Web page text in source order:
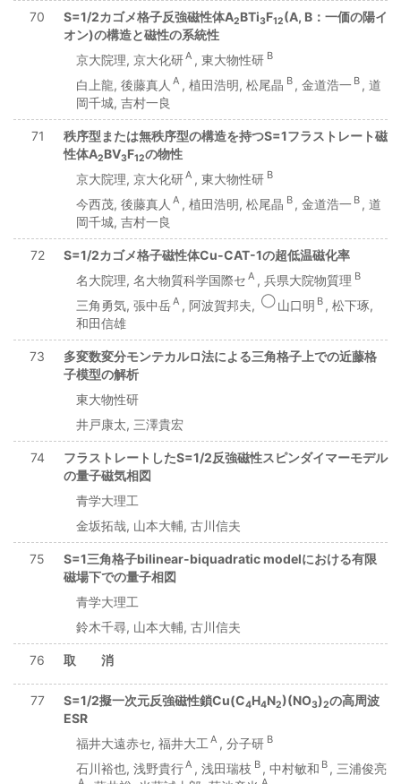
70 S=1/2カゴメ格子反強磁性体A2BTi3F12(A, B：一価の陽イ
オン)の構造と磁性の系統性
京大院理, 京大化研A , 東大物性研 B
白上龍, 後藤真人 A , 植田浩明, 松尾晶 B , 金道浩一 B , 道
岡千城, 吉村一良
71
秩序型または無秩序型の構造を持つS=1フラストレート磁
性体A2BV3F12の物性
京大院理, 京大化研A , 東大物性研 B
今西茂, 後藤真人 A , 植田浩明, 松尾晶 B , 金道浩一 B , 道
岡千城, 吉村一良
72
S=1/2カゴメ格子磁性体Cu-CAT-1の超低温磁化率
名大院理, 名大物質科学国際セ A , 兵県大院物質理 B
三角勇気, 張中岳A , 阿波賀邦夫, ◯ 山口明 B , 松下琢,
和田信雄
73
多変数変分モンテカルロ法による三角格子上での近藤格
子模型の解析
東大物性研
井戸康太, 三澤貴宏
74
フラストレートしたS=1/2反強磁性スピンダイマーモデル
の量子磁気相図
青学大理工
金坂拓哉, 山本大輔, 古川信夫
75
S=1三角格子bilinear-biquadratic modelにおける有限
磁場下での量子相図
青学大理工
鈴木千尋, 山本大輔, 古川信夫
76 取 消
77 S=1/2擬一次元反強磁性鎖Cu(C4H4N2)(NO3)2の高周波
ESR
福井大遠赤セ, 福井大工 A , 分子研 B
石川裕也, 浅野貴行A , 浅田瑞枝 B , 中村敏和 B , 三浦俊亮